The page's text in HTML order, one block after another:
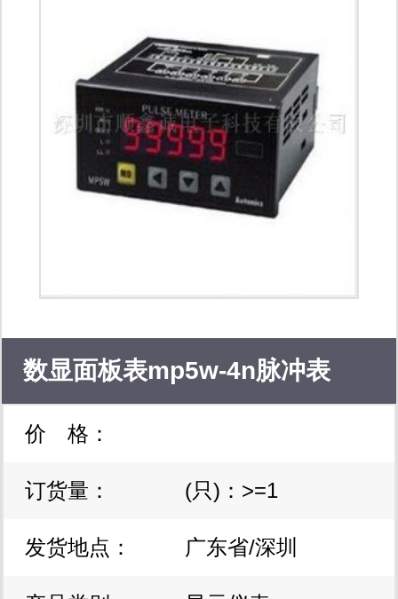
数显面板表mp5w-4n脉冲表
（转速、线速度表）
价 格：
订货量： (只)：>=1
发货地点： 广东省/深圳